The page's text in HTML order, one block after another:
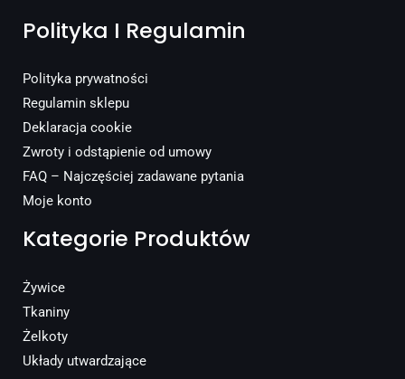
Polityka I Regulamin
Polityka prywatności
Regulamin sklepu
Deklaracja cookie
Zwroty i odstąpienie od umowy
FAQ – Najczęściej zadawane pytania
Moje konto
Kategorie Produktów
Żywice
Tkaniny
Żelkoty
Układy utwardzające